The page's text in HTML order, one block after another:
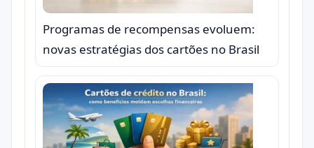
Programas de recompensas evoluem:
novas estratégias dos cartões no Brasil